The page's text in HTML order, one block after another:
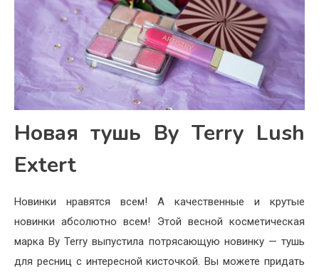
Новая тушь By Terry Lush
Extert
Новинки нравятся всем! А качественные и крутые
новинки абсолютно всем! Этой весной косметическая
марка By Terry выпустила потрясающую новинку — тушь
для ресниц с интересной кисточкой. Вы можете придать